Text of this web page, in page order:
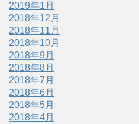
2019年1月
2018年12月
2018年11月
2018年10月
2018年9月
2018年8月
2018年7月
2018年6月
2018年5月
2018年4月